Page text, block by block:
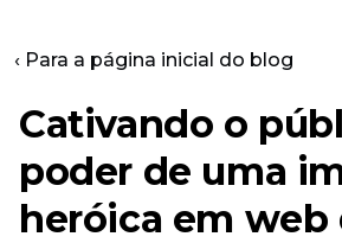
‹ Para a página inicial do blog
Cativando o
poder de uma
heróica em web